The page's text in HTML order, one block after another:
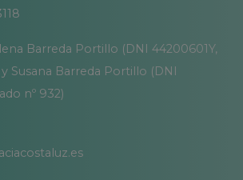
Barreda Portillo (DNI 44200601Y,
Susana Barreda Portillo (DNI
nº 932)